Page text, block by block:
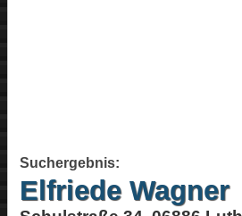
Suchergebnis:
Elfriede Wagner